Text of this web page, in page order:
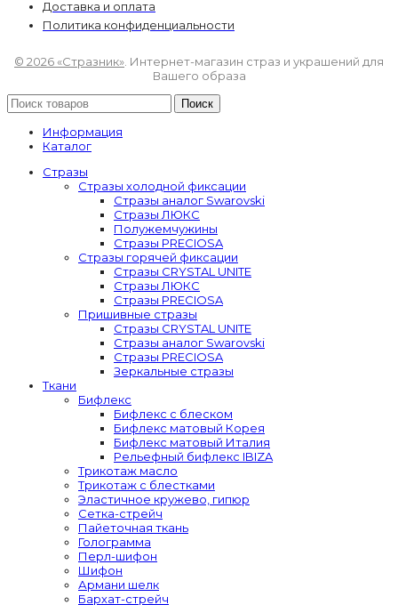
Доставка и оплата
Политика конфиденциальности
© 2026 «Стразник» . Интернет-магазин страз и украшений для
Вашего образа
Поиск
Информация
Каталог
Стразы
Стразы холодной фиксации
Стразы аналог Swarovski
Стразы ЛЮКС
Полужемчужины
Стразы PRECIOSA
Стразы горячей фиксации
Стразы CRYSTAL UNITE
Стразы ЛЮКС
Стразы PRECIOSA
Пришивные стразы
Стразы CRYSTAL UNITE
Стразы аналог Swarovski
Стразы PRECIOSA
Зеркальные стразы
Ткани
Бифлекс
Бифлекс с блеском
Бифлекс матовый Корея
Бифлекс матовый Италия
Рельефный бифлекс IBIZA
Трикотаж масло
Трикотаж с блестками
Эластичное кружево, гипюр
Сетка-стрейч
Пайеточная ткань
Голограмма
Перл-шифон
Шифон
Армани шелк
Бархат-стрейч